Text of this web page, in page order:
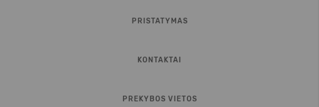
PRISTATYMAS
KONTAKTAI
PREKYBOS VIETOS